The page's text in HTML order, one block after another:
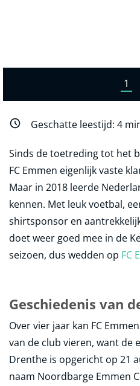
1
Geschatte leestijd: 4
Sinds de toetreding tot het
FC Emmen eigenlijk vaste
Maar in 2018 leerde
kennen. Met leuk voetbal,
shirtsponsor en
doet weer goed mee in de
seizoen, dus wedden op FC
Geschiedenis van
Over vier jaar kan FC
van de club vieren, want de
Drenthe is opgericht op 21
naam Noordbarge Emmen